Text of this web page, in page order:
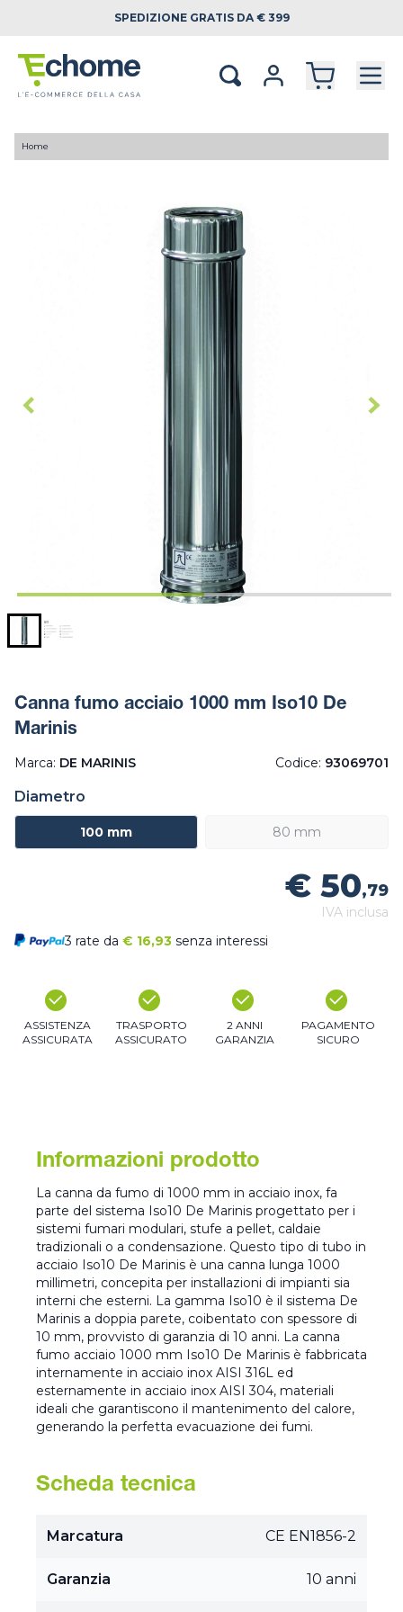
SPEDIZIONE GRATIS DA € 399
Home
Canna fumo acciaio 1000 mm Iso10 De
Marinis
Marca: DE MARINIS Codice: 93069701
Diametro
100 mm 80 mm
€ 50,79
IVA inclusa
3 rate da € 16,93 senza interessi
ASSISTENZA
ASSICURATA
TRASPORTO
ASSICURATO
2 ANNI
GARANZIA
PAGAMENTO
SICURO
Informazioni prodotto
La canna da fumo di 1000 mm in acciaio inox, fa
parte del sistema Iso10 De Marinis progettato per i
sistemi fumari modulari, stufe a pellet, caldaie
tradizionali o a condensazione. Questo tipo di tubo in
acciaio Iso10 De Marinis è una canna lunga 1000
millimetri, concepita per installazioni di impianti sia
interni che esterni. La gamma Iso10 è il sistema De
Marinis a doppia parete, coibentato con spessore di
10 mm, provvisto di garanzia di 10 anni. La canna
fumo acciaio 1000 mm Iso10 De Marinis è fabbricata
internamente in acciaio inox AISI 316L ed
esternamente in acciaio inox AISI 304, materiali
ideali che garantiscono il mantenimento del calore,
generando la perfetta evacuazione dei fumi.
Scheda tecnica
Marcatura CE EN1856-2
Garanzia 10 anni